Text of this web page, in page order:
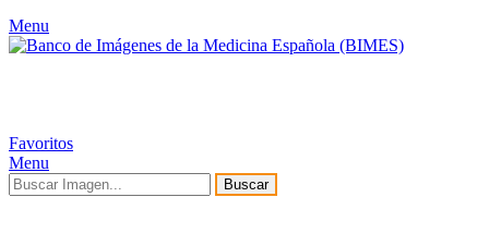
Menu
Favoritos
Menu
Buscar